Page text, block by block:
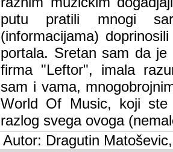
mnogi saradnici koji
doprinosili vrijednosti i
sam da je i moj web
imala razumijevanja za
mnogobrojnim
Music, koji ste ga
ovoga (nemalog) rada.
Autor: Dragutin